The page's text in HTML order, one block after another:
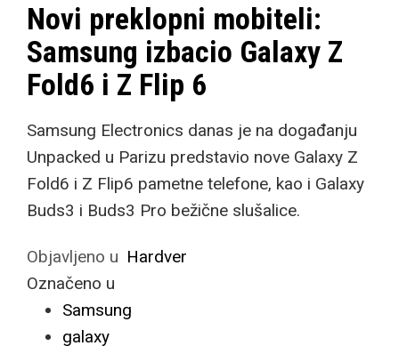
Novi preklopni mobiteli:
Samsung izbacio Galaxy Z
Fold6 i Z Flip 6
Samsung Electronics danas je na događanju
Unpacked u Parizu predstavio nove Galaxy Z
Fold6 i Z Flip6 pametne telefone, kao i Galaxy
Buds3 i Buds3 Pro bežične slušalice.
Objavljeno u Hardver
Označeno u
Samsung
galaxy